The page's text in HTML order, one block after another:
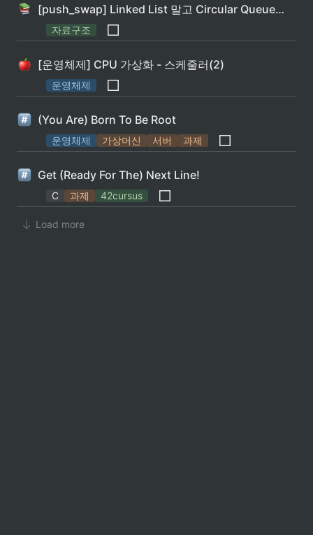
[push_swap] Linked List 말고 Circular Queue를 이용하여 Stack을 구현해보자!
자료구조
[운영체제] CPU 가상화 - 스케줄러(2)
운영체제
(You Are) Born To Be Root
운영체제 가상머신 서버 과제
Get (Ready For The) Next Line!
C 과제 42cursus
Load more